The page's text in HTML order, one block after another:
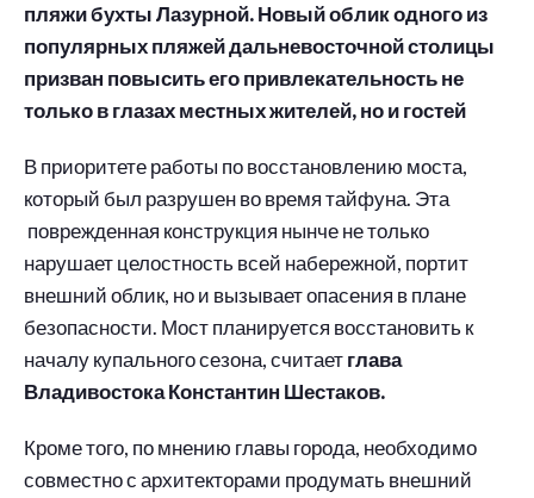
пляжи бухты Лазурной. Новый облик одного из
популярных пляжей дальневосточной столицы
призван повысить его привлекательность не
только в глазах местных жителей, но и гостей
В приоритете работы по восстановлению моста,
который был разрушен во время тайфуна. Эта
поврежденная конструкция нынче не только
нарушает целостность всей набережной, портит
внешний облик, но и вызывает опасения в плане
безопасности. Мост планируется восстановить к
началу купального сезона, считаетглава
Владивостока Константин Шестаков.
Кроме того, по мнению главы города, необходимо
совместно с архитекторами продумать внешний